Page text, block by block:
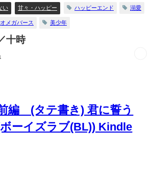
い 甘々・ハッピー ハッピーエンド 溺愛
オメガバース 美少年
十時
編 (タテ書き) 君に誓う
ーイズラブ(BL)) Kindle